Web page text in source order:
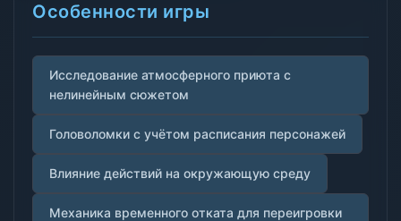
Особенности игры
Исследование атмосферного приюта с
нелинейным сюжетом
Головоломки с учётом расписания персонажей
Влияние действий на окружающую среду
Механика временного отката для переигровки